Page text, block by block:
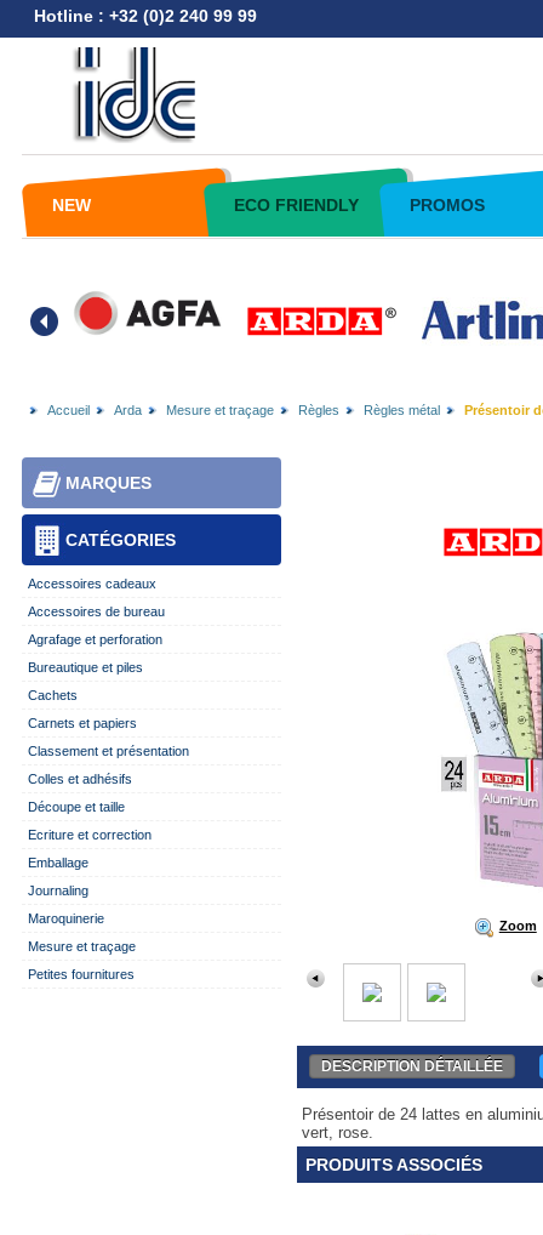
Hotline : +32 (0)2 240 99 99
NEW ECO FRIENDLY PROMOS
Accueil Arda Mesure et traçage Règles Règles métal Présentoir
CATÉGORIES
MARQUES
Accessoires cadeaux
Accessoires de bureau
Agrafage et perforation
Bureautique et piles
Cachets
Carnets et papiers
Classement et présentation
Colles et adhésifs
Découpe et taille
Ecriture et correction
Emballage
Journaling
Maroquinerie
Mesure et traçage
Petites fournitures
Zoom
DESCRIPTION DÉTAILLÉE
Présentoir de 24 lattes en
vert, rose.
PRODUITS ASSOCIÉS